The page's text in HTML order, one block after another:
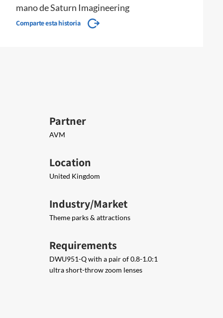
mano de Saturn Imagineering
Comparte esta historia
Partner
AVM
Location
United Kingdom
Industry/Market
Theme parks & attractions
Requirements
DWU951-Q with a pair of 0.8-1.0:1
ultra short-throw zoom lenses